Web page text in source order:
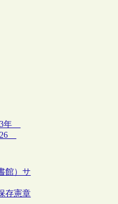
年
館）サ
存憲章